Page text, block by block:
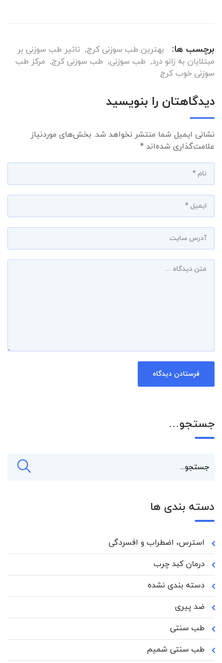
برچسب ها: بهترین طب سوزنی کرج, تاثیر طب سوزنی بر
مبتلایان به زانو درد, طب سوزنی, طب سوزنی کرج, مرکز طب
سوزنی خوب کرج
دیدگاهتان را بنویسید
نشانی ایمیل شما منتشر نخواهد شد. بخش‌های موردنیاز
علامت‌گذاری شده‌اند *
جستجو…
دسته بندی ها
استرس، اضطراب و افسردگی
درمان کبد چرب
دسته بندی نشده
ضد پیری
طب سنتی
طب سنتی شمیم